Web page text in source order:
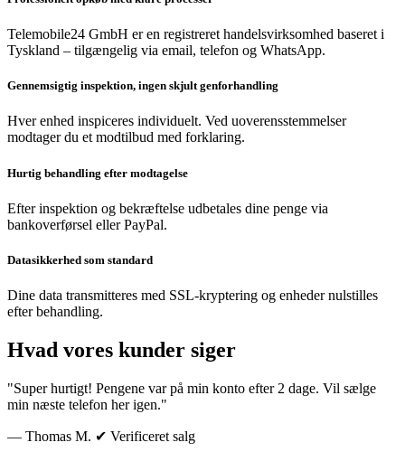
Telemobile24 GmbH er en registreret handelsvirksomhed baseret i
Tyskland – tilgængelig via email, telefon og WhatsApp.
Gennemsigtig inspektion, ingen skjult genforhandling
Hver enhed inspiceres individuelt. Ved uoverensstemmelser
modtager du et modtilbud med forklaring.
Hurtig behandling efter modtagelse
Efter inspektion og bekræftelse udbetales dine penge via
bankoverførsel eller PayPal.
Datasikkerhed som standard
Dine data transmitteres med SSL-kryptering og enheder nulstilles
efter behandling.
Hvad vores kunder siger
"Super hurtigt! Pengene var på min konto efter 2 dage. Vil sælge
min næste telefon her igen."
— Thomas M. ✔ Verificeret salg